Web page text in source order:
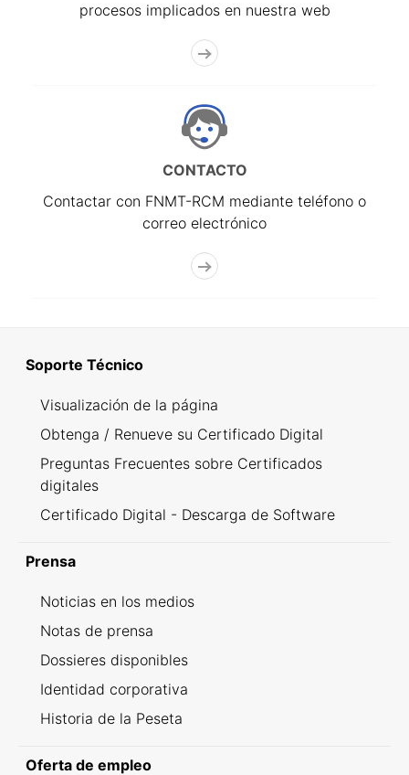
procesos implicados en nuestra web
CONTACTO
Contactar con FNMT-RCM mediante teléfono o
correo electrónico
Soporte Técnico
Visualización de la página
Obtenga / Renueve su Certificado Digital
Preguntas Frecuentes sobre Certificados
digitales
Certificado Digital - Descarga de Software
Prensa
Noticias en los medios
Notas de prensa
Dossieres disponibles
Identidad corporativa
Historia de la Peseta
Oferta de empleo